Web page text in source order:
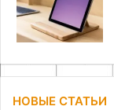
НОВЫЕ СТАТЬИ